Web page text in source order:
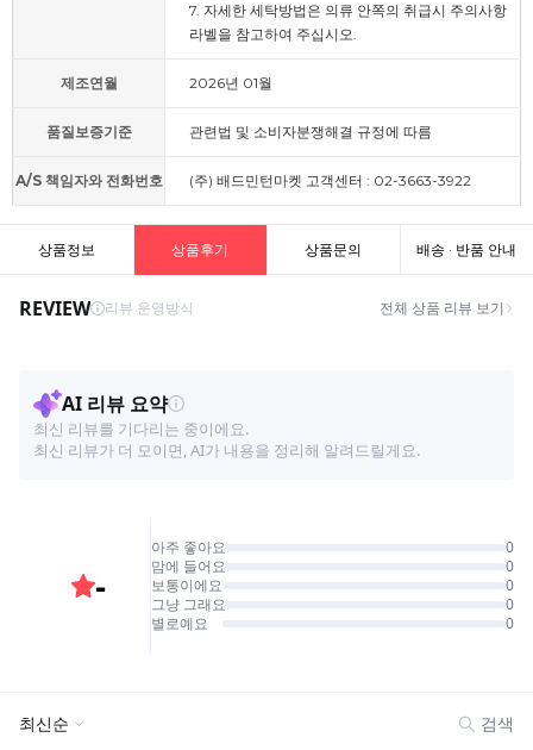
7. 자세한 세탁방법은 의류 안쪽의 취급시 주의사항
라벨을 참고하여 주십시오.
제조연월 2026년 01월
품질보증기준 관련법 및 소비자분쟁해결 규정에 따름
A/S 책임자와 전화번호 (주) 배드민턴마켓 고객센터 : 02-3663-3922
상품정보 상품후기 상품문의 배송 · 반품 안내